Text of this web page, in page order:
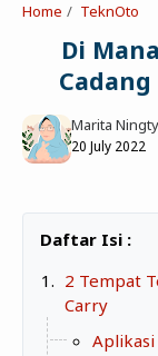
Contact
Asah-Asih-Asuh
Life Motivation
Profil
Tips
Celotehku
Poe-Fict
Beauty&Fashion
Health
Jalan&Jajan
TeknOto
Soal Uang
Ngobrolin Film
Home TeknOto
Di
Marita
20 July 2022
2 Tempat
Carry
Aplikasi